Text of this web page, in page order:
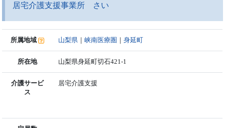
居宅介護支援事業所 さい
所属地域 山梨県 ｜峡南医療圏 ｜身延町
所在地 山梨県身延町切石421-1
介護サービ
ス
居宅介護支援